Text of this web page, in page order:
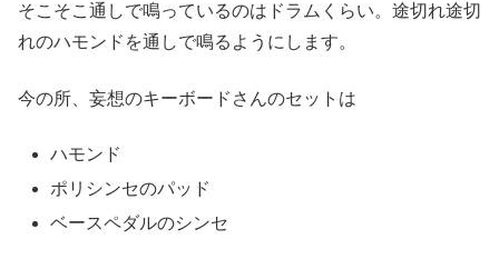
そこそこ通しで鳴っているのはドラムくらい。途切れ途切
れのハモンドを通しで鳴るようにします。
今の所、妄想のキーボードさんのセットは
ハモンド
ポリシンセのパッド
ベースペダルのシンセ